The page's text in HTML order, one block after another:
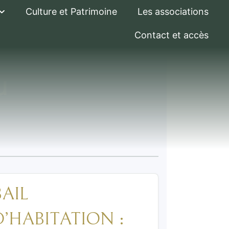
Culture et Patrimoine Les associations
Contact et accès
: